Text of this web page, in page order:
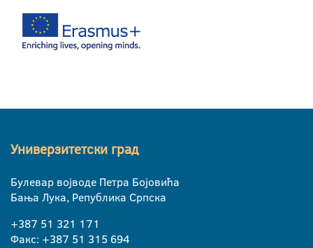
Универзитетски град
Булевар војводе Петра Бојовића
Бања Лука, Република Српска
+387 51 321 171
Факс: +387 51 315 694